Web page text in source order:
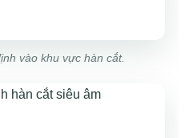
vào khu vực hàn cắt.